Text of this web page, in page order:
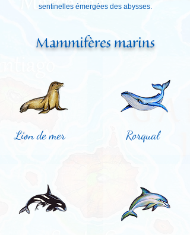
sentinelles émergées des abysses.
Mammifères marins
Lion de mer Rorqual